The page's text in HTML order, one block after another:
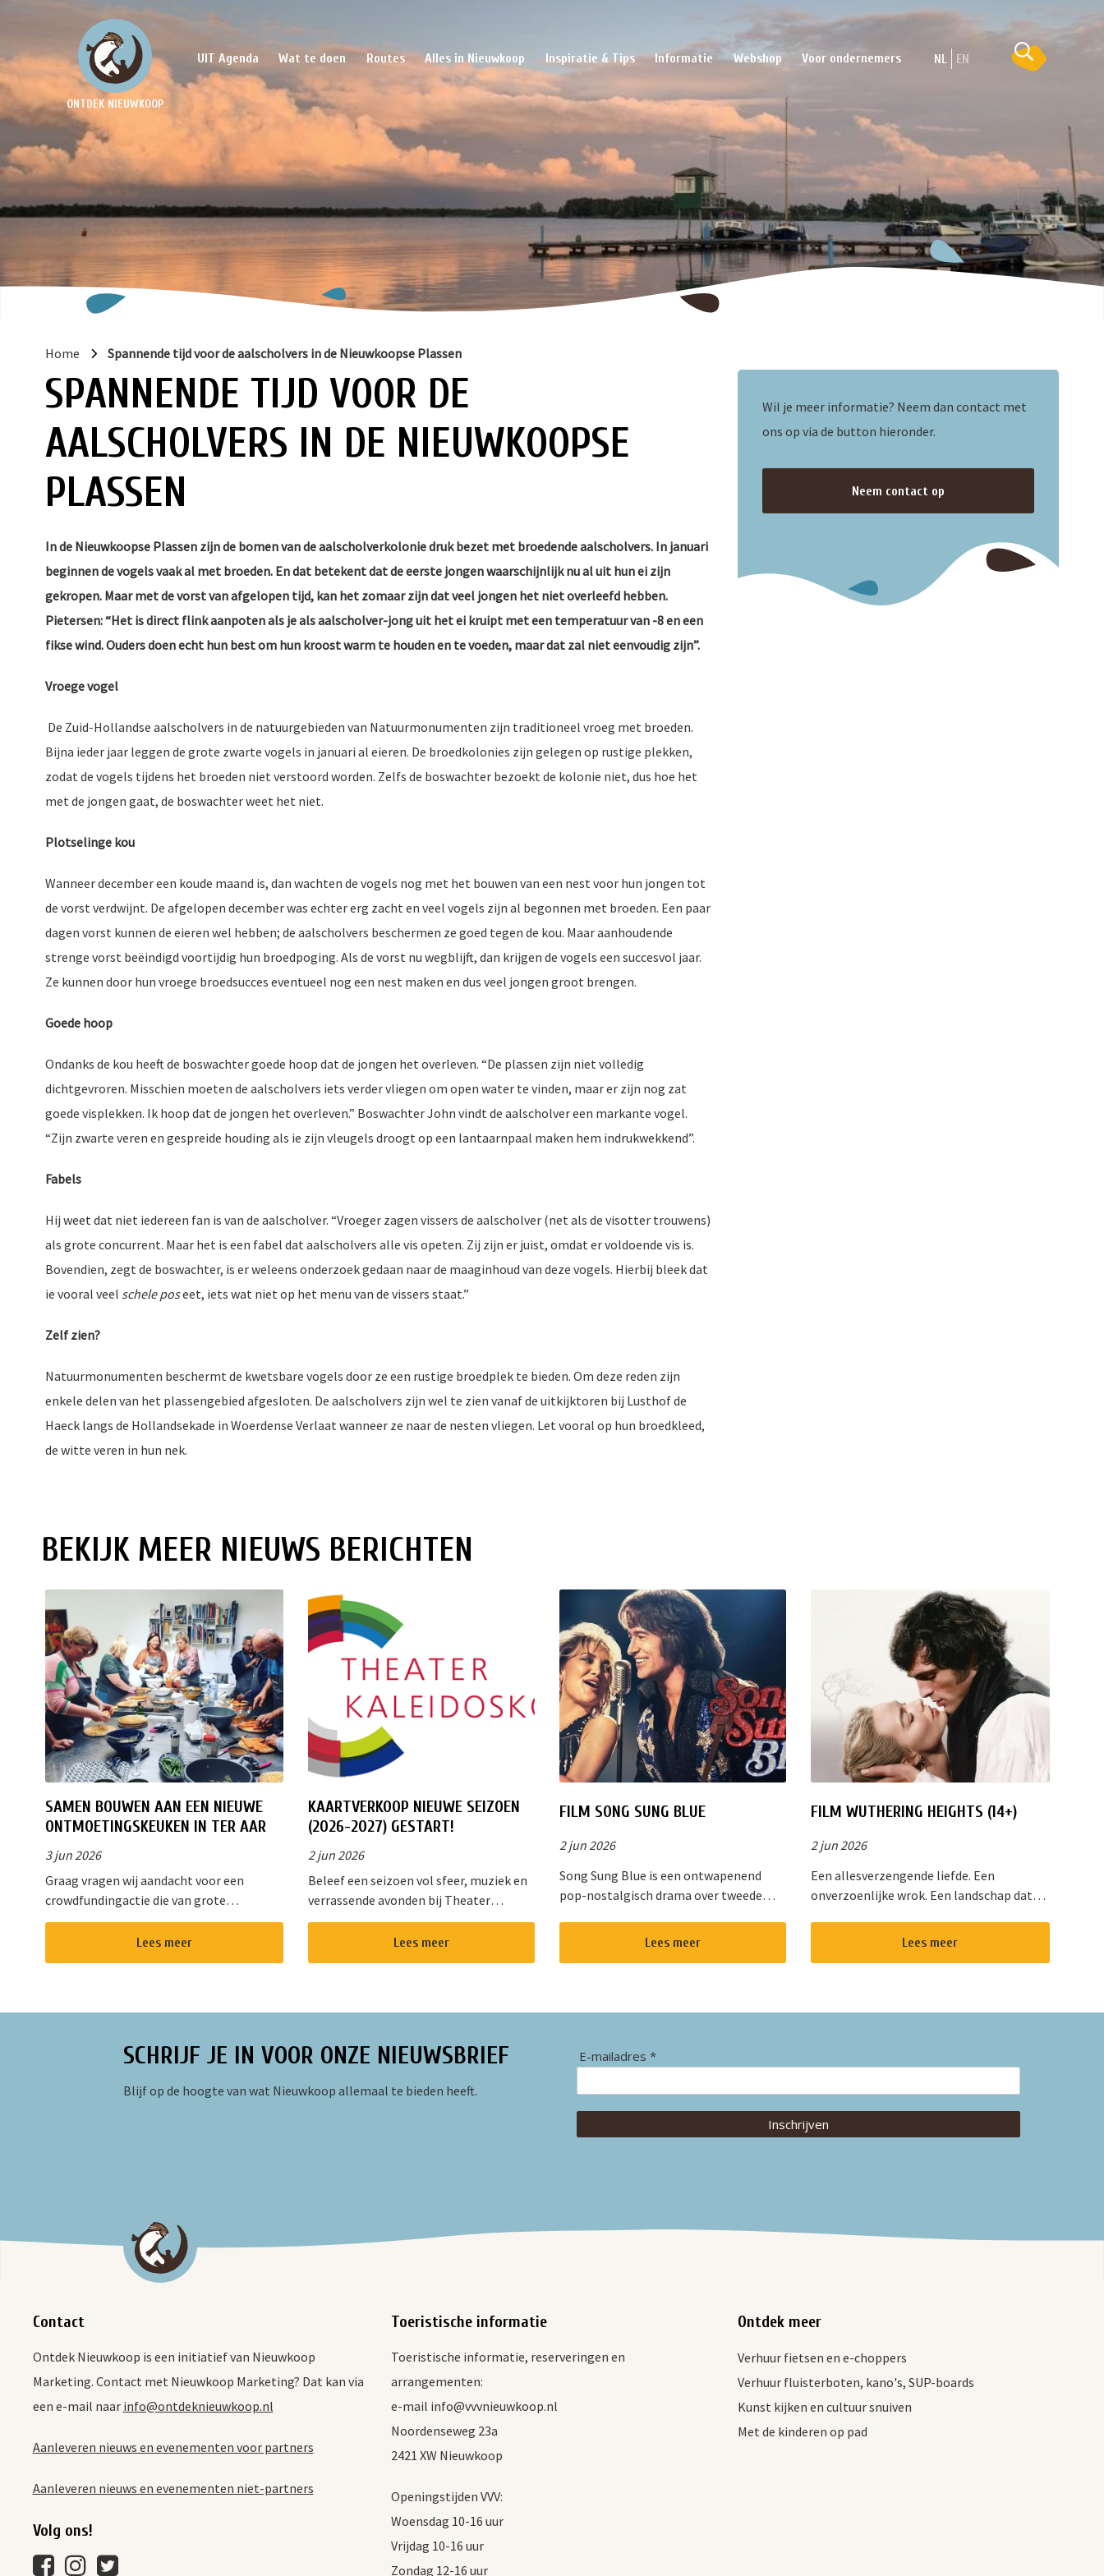
ONTDEK NIEUWKOOP
UIT Agenda Wat te doen Routes Alles in Nieuwkoop Inspiratie & Tips Informatie Webshop Voor ondernemers NL EN
Home Spannende tijd voor de aalscholvers in de Nieuwkoopse Plassen
SPANNENDE TIJD VOOR DE
AALSCHOLVERS IN DE NIEUWKOOPSE
PLASSEN
In de Nieuwkoopse Plassen zijn de bomen van de aalscholverkolonie druk bezet met broedende aalscholvers. In januari
beginnen de vogels vaak al met broeden. En dat betekent dat de eerste jongen waarschijnlijk nu al uit hun ei zijn
gekropen. Maar met de vorst van afgelopen tijd, kan het zomaar zijn dat veel jongen het niet overleefd hebben.
Pietersen: “Het is direct flink aanpoten als je als aalscholver-jong uit het ei kruipt met een temperatuur van -8 en een
fikse wind. Ouders doen echt hun best om hun kroost warm te houden en te voeden, maar dat zal niet eenvoudig zijn”.
Vroege vogel
De Zuid-Hollandse aalscholvers in de natuurgebieden van Natuurmonumenten zijn traditioneel vroeg met broeden.
Bijna ieder jaar leggen de grote zwarte vogels in januari al eieren. De broedkolonies zijn gelegen op rustige plekken,
zodat de vogels tijdens het broeden niet verstoord worden. Zelfs de boswachter bezoekt de kolonie niet, dus hoe het
met de jongen gaat, de boswachter weet het niet.
Plotselinge kou
Wanneer december een koude maand is, dan wachten de vogels nog met het bouwen van een nest voor hun jongen tot
de vorst verdwijnt. De afgelopen december was echter erg zacht en veel vogels zijn al begonnen met broeden. Een paar
dagen vorst kunnen de eieren wel hebben; de aalscholvers beschermen ze goed tegen de kou. Maar aanhoudende
strenge vorst beëindigd voortijdig hun broedpoging. Als de vorst nu wegblijft, dan krijgen de vogels een succesvol jaar.
Ze kunnen door hun vroege broedsucces eventueel nog een nest maken en dus veel jongen groot brengen.
Goede hoop
Ondanks de kou heeft de boswachter goede hoop dat de jongen het overleven. “De plassen zijn niet volledig
dichtgevroren. Misschien moeten de aalscholvers iets verder vliegen om open water te vinden, maar er zijn nog zat
goede visplekken. Ik hoop dat de jongen het overleven.” Boswachter John vindt de aalscholver een markante vogel.
“Zijn zwarte veren en gespreide houding als ie zijn vleugels droogt op een lantaarnpaal maken hem indrukwekkend”.
Fabels
Hij weet dat niet iedereen fan is van de aalscholver. “Vroeger zagen vissers de aalscholver (net als de visotter trouwens)
als grote concurrent. Maar het is een fabel dat aalscholvers alle vis opeten. Zij zijn er juist, omdat er voldoende vis is.
Bovendien, zegt de boswachter, is er weleens onderzoek gedaan naar de maaginhoud van deze vogels. Hierbij bleek dat
ie vooral veel schele poseet, iets wat niet op het menu van de vissers staat.”
Zelf zien?
Natuurmonumenten beschermt de kwetsbare vogels door ze een rustige broedplek te bieden. Om deze reden zijn
enkele delen van het plassengebied afgesloten. De aalscholvers zijn wel te zien vanaf de uitkijktoren bij Lusthof de
Haeck langs de Hollandsekade in Woerdense Verlaat wanneer ze naar de nesten vliegen. Let vooral op hun broedkleed,
de witte veren in hun nek.
Wil je meer informatie? Neem dan contact met
ons op via de button hieronder.
Neem contact op
BEKIJK MEER NIEUWS BERICHTEN
SAMEN BOUWEN AAN EEN NIEUWE
ONTMOETINGSKEUKEN IN TER AAR
3 jun 2026
Graag vragen wij aandacht voor een
crowdfundingactie die van grote
betekenis is voor onze gemeenschap.
Stichting !Triggr en SPAN vormen samen
een multifunctioneel cultureel centrum
Lees meer
KAARTVERKOOP NIEUWE SEIZOEN
(2026-2027) GESTART!
2 jun 2026
Beleef een seizoen vol sfeer, muziek en
verrassende avonden bij Theater
Kaleidoskoop. Dit gezellige theater in
het hart van Nieuwkoop biedt een
gevarieerd programma voor jong en
Lees meer
FILM SONG SUNG BLUE
2 jun 2026
Song Sung Blue is een ontwapenend
pop-nostalgisch drama over tweede
helende vermogen van muziek. Van de
Lees meer
FILM WUTHERING HEIGHTS (14+)
2 jun 2026
Een allesverzengende liefde. Een
onverzoenlijke wrok. Een landschap dat
gedurfde en originele verfilming van de
Lees meer
SCHRIJF JE IN VOOR ONZE NIEUWSBRIEF
Blijf op de hoogte van wat Nieuwkoop allemaal te bieden heeft.
E-mailadres *
Inschrijven
Contact
Ontdek Nieuwkoop is een initiatief van Nieuwkoop
Marketing. Contact met Nieuwkoop Marketing? Dat kan via
een e-mail naar info@ontdeknieuwkoop.nl
Aanleveren nieuws en evenementen voor partners
Aanleveren nieuws en evenementen niet-partners
Volg ons!
Toeristische informatie
Toeristische informatie, reserveringen en
arrangementen:
e-mail info@vvvnieuwkoop.nl
Noordenseweg 23a
2421 XW Nieuwkoop
Openingstijden VVV:
Woensdag 10-16 uur
Vrijdag 10-16 uur
Zondag 12-16 uur
Ontdek meer
Verhuur fietsen en e-choppers
Verhuur fluisterboten, kano's, SUP-boards
Kunst kijken en cultuur snuiven
Met de kinderen op pad